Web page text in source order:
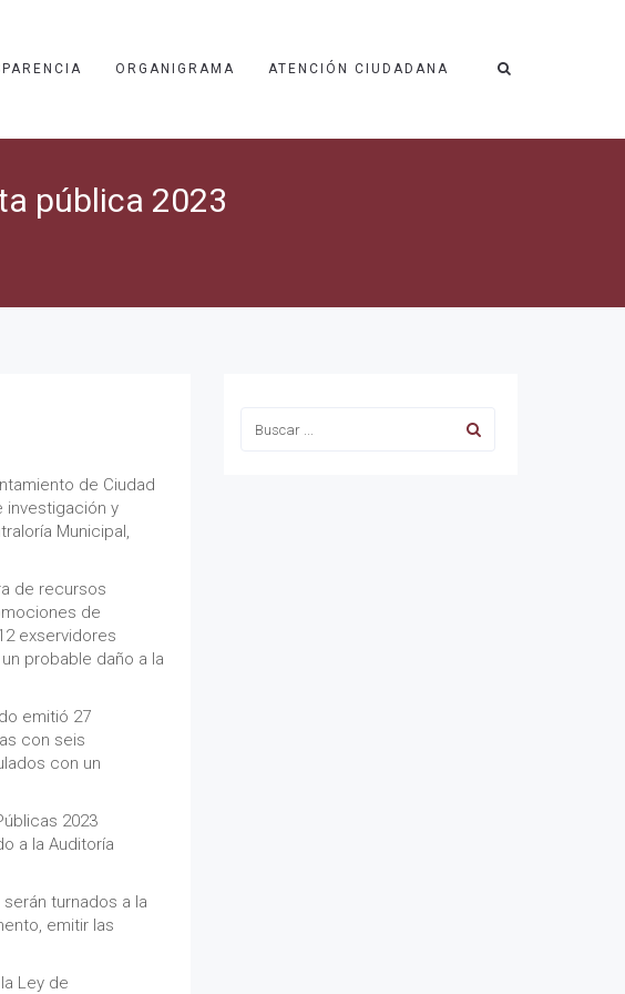
ORGANIGRAMA ATENCIÓN CIUDADANA
pública 2023
de Ciudad
investigación y
Municipal,
de recursos
de
exservidores
probable daño a la
emitió 27
con seis
con un
2023
a la Auditoría
turnados a la
emitir las
Ley de